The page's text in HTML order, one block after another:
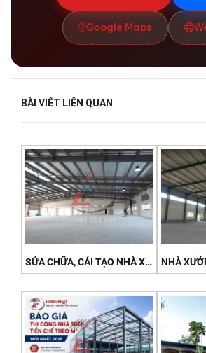
Google Maps
BÀI VIẾT LIÊN QUAN
SỬA CHỮA, CẢI TẠO NHÀ XƯỞNG TIỀN CHẾ CŨ XUỐNG CẤP - NHANH, TRIỆT ĐỂ 2026